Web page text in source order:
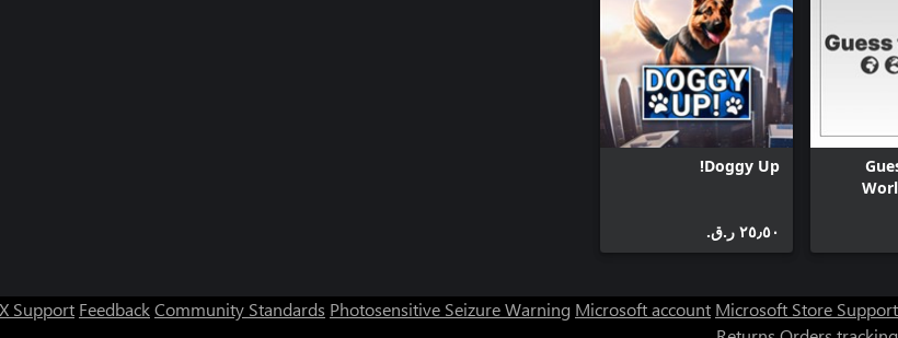
Doggy Up!
٢٥٫٥٠ ر.ق.‏
Support FeedbackCommunity Standards Photosensitive Seizure Warning Microsoft account Microsoft Store Support